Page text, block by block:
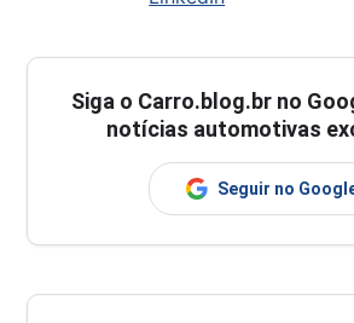
Siga o Carro.blog.br no
notícias automotivas
Seguir no